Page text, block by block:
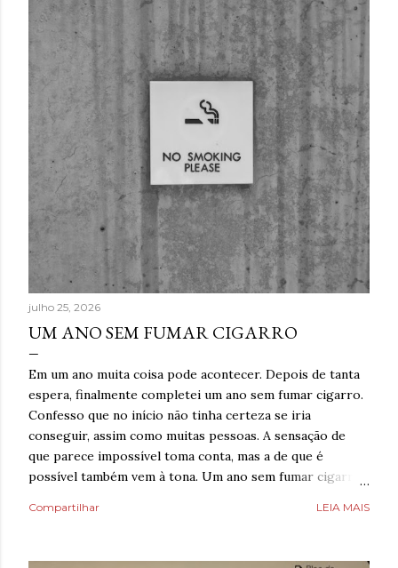
a
g
e
n
s
julho 25, 2026
UM ANO SEM FUMAR CIGARRO
Em um ano muita coisa pode acontecer. Depois de tanta
espera, finalmente completei um ano sem fumar cigarro.
Confesso que no início não tinha certeza se iria
conseguir, assim como muitas pessoas. A sensação de
que parece impossível toma conta, mas a de que é
possível também vem à tona. Um ano sem fumar cigarro.
estava mais interessado no quanto havia ganhado de
a ansiedade, descobriu tarde demais que também causava
Compartilhar LEIA MAIS